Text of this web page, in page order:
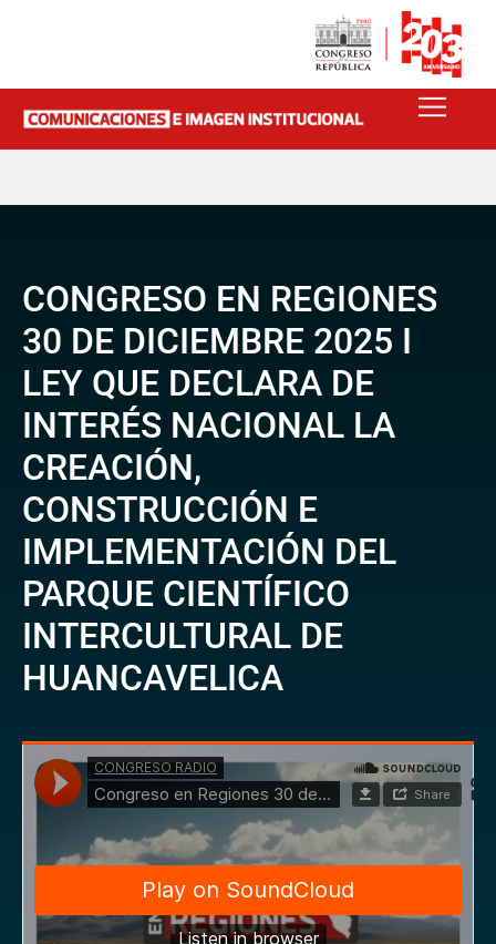
CONGRESO EN REGIONES
30 DE DICIEMBRE 2025 I
LEY QUE DECLARA DE
INTERÉS NACIONAL LA
CREACIÓN,
CONSTRUCCIÓN E
IMPLEMENTACIÓN DEL
PARQUE CIENTÍFICO
INTERCULTURAL DE
HUANCAVELICA